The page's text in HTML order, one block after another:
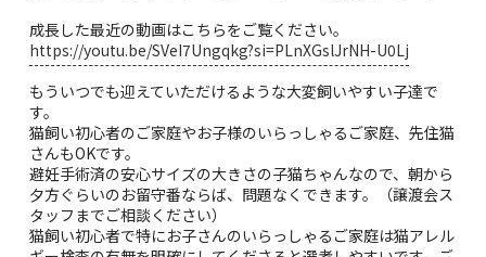
成長した最近の動画はこちらをご覧ください。
https://youtu.be/SVeI7Ungqkg?si=PLnXGslJrNH-U0Lj
もういつでも迎えていただけるような大変飼いやすい子達で
す。
猫飼い初心者のご家庭やお子様のいらっしゃるご家庭、先住猫
さんもOKです。
避妊手術済の安心サイズの大きさの子猫ちゃんなので、朝から
夕方ぐらいのお留守番ならば、問題なくできます。（譲渡会ス
タッフまでご相談ください）
猫飼い初心者で特にお子さんのいらっしゃるご家庭は猫アレル